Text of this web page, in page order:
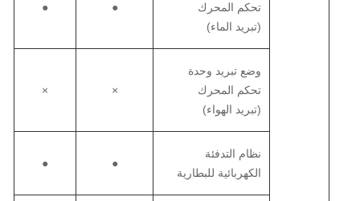
تحكم المحرك
(تبريد الماء)
●
●
وضع تبريد وحدة
تحكم المحرك
(تبريد الهواء)
×
×
نظام التدفئة
الكهربائية للبطارية
●
●